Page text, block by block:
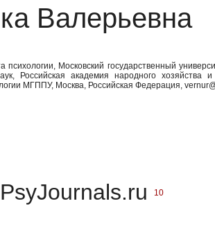
Валерьевна
психологии, Московский государственный
Российская академия народного
МГППУ, Москва, Российская Федерация,
10